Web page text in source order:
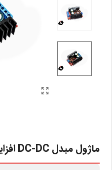
ماژول مبدل DC-DC افزاینده 150W